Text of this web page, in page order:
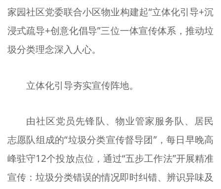
家园社区党委联合小区物业构建起“立体化引导+沉
浸式疏导+创意化倡导”三位一体宣传体系，推动垃
圾分类理念深入人心。
立体化引导夯实宣传阵地。
由社区党员先锋队、物业管家服务队、居民
志愿队组成的“垃圾分类宣传督导团”，每日早晚高
峰驻守12个投放点位，通过“五步工作法”开展精准
宣传：垃圾分类错误的情况即时纠错、辨识异味及